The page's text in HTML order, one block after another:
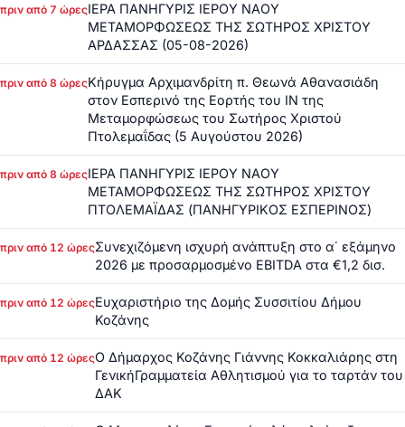
πριν από 7 ώρεςΙΕΡΑ ΠΑΝΗΓΥΡΙΣ ΙΕΡΟΥ ΝΑΟΥ
ΜΕΤΑΜΟΡΦΩΣΕΩΣ ΤΗΣ ΣΩΤΗΡΟΣ ΧΡΙΣΤΟΥ
ΑΡΔΑΣΣΑΣ (05-08-2026)
πριν από 8 ώρεςΚήρυγμα Αρχιμανδρίτη π. Θεωνά Αθανασιάδη
στον Εσπερινό της Εορτής του ΙΝ της
Μεταμορφώσεως του Σωτήρος Χριστού
Πτολεμαΐδας (5 Αυγούστου 2026)
πριν από 8 ώρεςΙΕΡΑ ΠΑΝΗΓΥΡΙΣ ΙΕΡΟΥ ΝΑΟΥ
ΜΕΤΑΜΟΡΦΩΣΕΩΣ ΤΗΣ ΣΩΤΗΡΟΣ ΧΡΙΣΤΟΥ
ΠΤΟΛΕΜΑΪΔΑΣ (ΠΑΝΗΓΥΡΙΚΟΣ ΕΣΠΕΡΙΝΟΣ)
πριν από 12 ώρεςΣυνεχιζόμενη ισχυρή ανάπτυξη στο α΄ εξάμηνο
2026 με προσαρμοσμένο EBITDA στα €1,2 δισ.
πριν από 12 ώρεςΕυχαριστήριο της Δομής Συσσιτίου Δήμου
Κοζάνης
πριν από 12 ώρεςΟ Δήμαρχος Κοζάνης Γιάννης Κοκκαλιάρης στη
ΓενικήΓραμματεία Αθλητισμού για το ταρτάν του
ΔΑΚ